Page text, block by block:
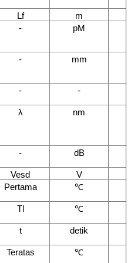
Lf
m
- pM
- mm
- -
λ nm
- dB
Vesd
V
Pertama ℃
Tl ℃
t detik
Teratas ℃